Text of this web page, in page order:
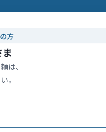
方
は、
。